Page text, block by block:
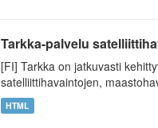
Tarkka-palvelu
[FI] Tarkka on jatkuvasti
satelliittihavaintojen,
HTML